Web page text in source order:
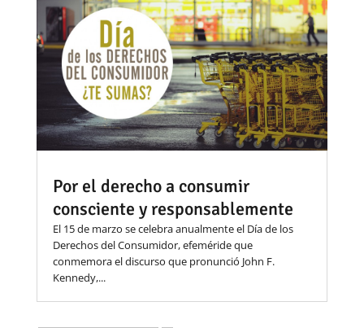
Por el derecho a consumir
consciente y responsablemente
El 15 de marzo se celebra anualmente el Día de los
Derechos del Consumidor, efeméride que
conmemora el discurso que pronunció John F.
Kennedy,...